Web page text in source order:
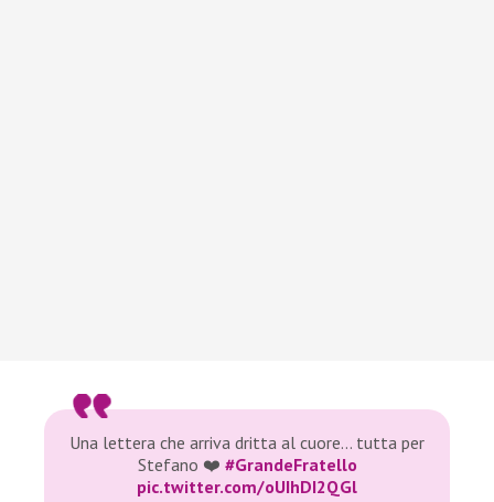
Una lettera che arriva dritta al cuore… tutta per
Stefano ❤️ #GrandeFratello
pic.twitter.com/oUIhDI2QGl